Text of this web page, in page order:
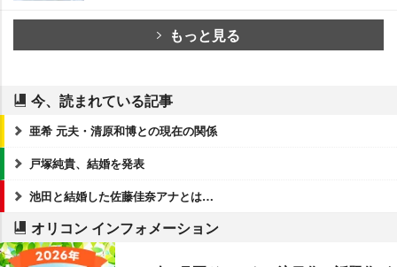
もっと見る
今、読まれている記事
亜希 元夫・清原和博との現在の関係
戸塚純貴、結婚を発表
池田と結婚した佐藤佳奈アナとは…
オリコン インフォメーション